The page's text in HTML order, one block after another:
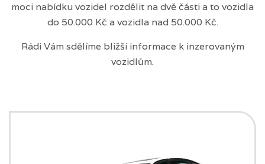
moci nabídku vozidel rozdělit na dvě části a to vozidla
do 50.000 Kč a vozidla nad 50.000 Kč.
Rádi Vám sdělíme bližší informace k inzerovaným
vozidlům.